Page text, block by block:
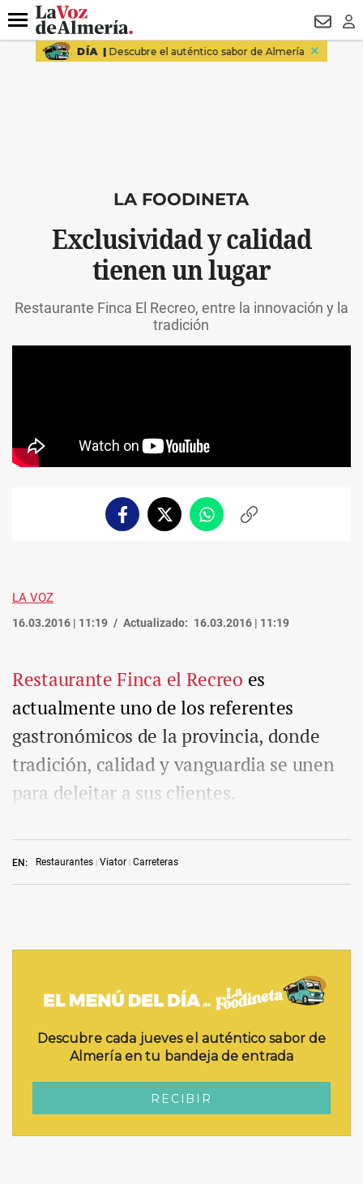
DESTACADO
Menú
LA FOODINETA
Exclusividad y calidad
tienen un lugar
Restaurante Finca El Recreo, entre la innovación y la
tradición
FacebookTwitterWhatsappCopiar
LA VOZ
16.03.2016 | 11:19 Actualizado: 16.03.2016 | 11:19
EN: Restaurantes Viator Carreteras
Restaurante Finca el Recreo es
actualmente uno de los referentes
gastronómicos de la provincia, donde
tradición, calidad y vanguardia se unen
para deleitar a sus clientes.